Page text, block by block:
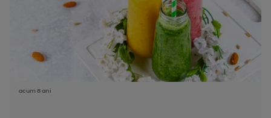
acum 8 ani